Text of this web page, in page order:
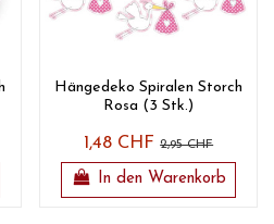
Hängedeko Spiralen Storch
Rosa (3 Stk.)
1,48 CHF2,95 CHF
In den Warenkorb